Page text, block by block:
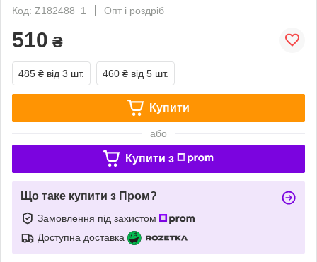
Код: Z182488_1
Опт і роздріб
510 ₴
485 ₴ від 3 шт. 460 ₴ від 5 шт.
Купити
або
Купити з
Що таке купити з Пром?
Замовлення під захистом
Доступна доставка